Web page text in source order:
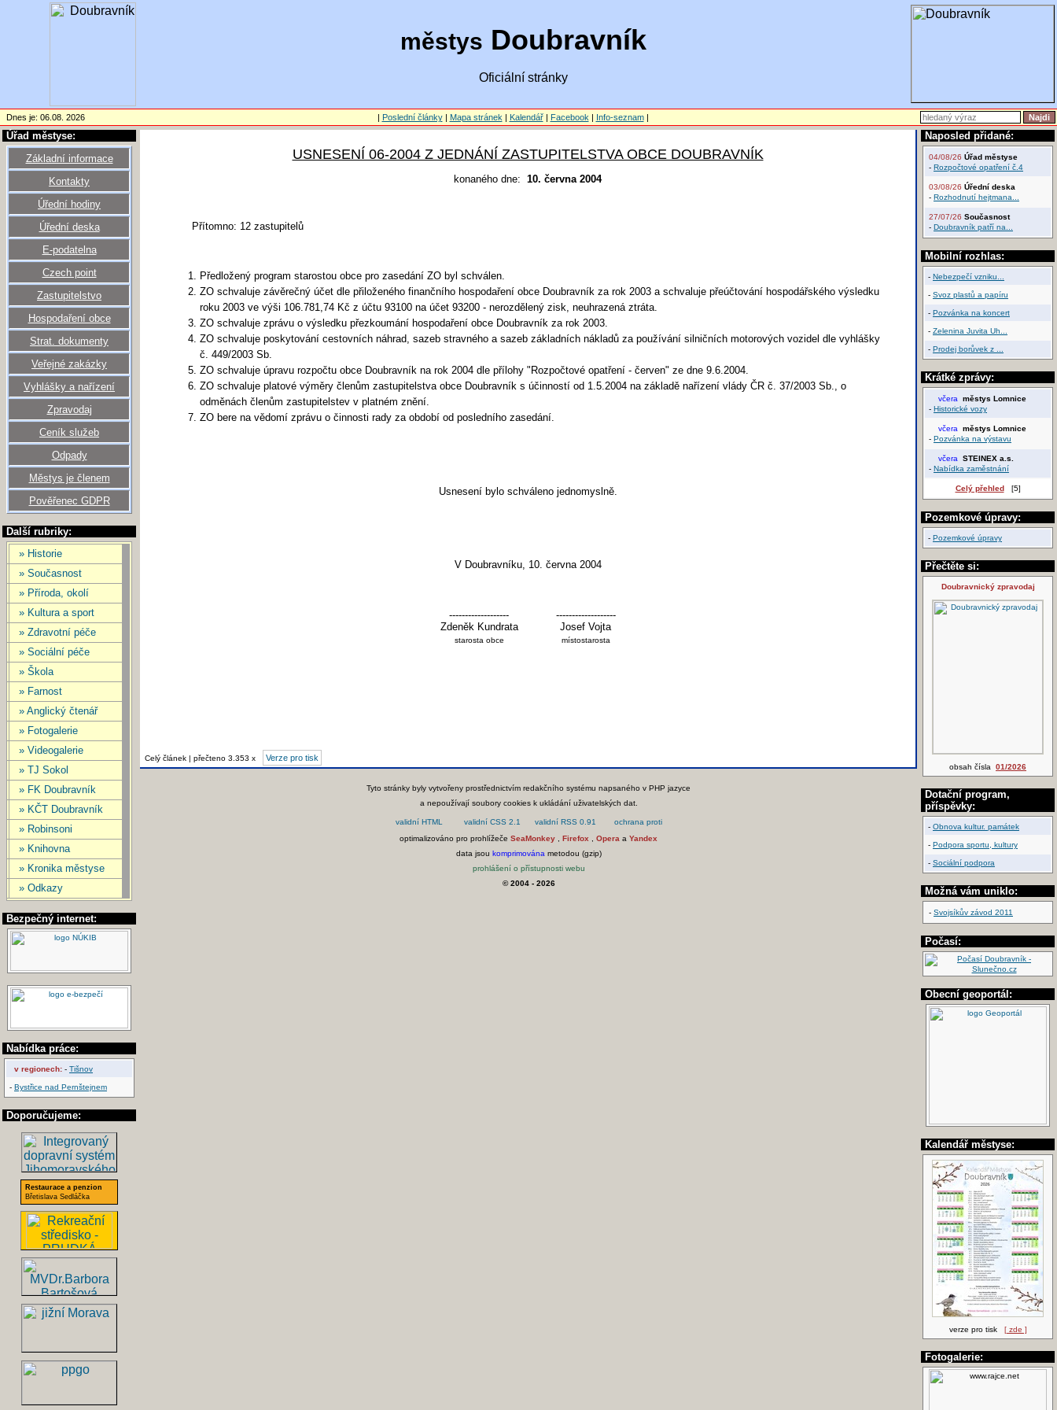
městys Doubravník
Oficiální stránky
Dnes je: 06.08. 2026 | Poslední články| Mapa stránek | Kalendář| Facebook | Info-seznam|
Úřad městyse:
Základní informace
Kontakty
Úřední hodiny
Úřední deska
E-podatelna
Czech point
Zastupitelstvo
Hospodaření obce
Strat. dokumenty
Veřejné zakázky
Vyhlášky a nařízení
Zpravodaj
Ceník služeb
Odpady
Městys je členem
Pověřenec GDPR
Další rubriky:
» Historie
» Současnost
» Příroda, okolí
» Kultura a sport
» Zdravotní péče
» Sociální péče
» Škola
» Farnost
» Anglický čtenář
» Fotogalerie
» Videogalerie
» TJ Sokol
» FK Doubravník
» KČT Doubravník
» Robinsoni
» Knihovna
» Kronika městyse
» Odkazy
Bezpečný internet:
Nabídka práce:
v regionech: - Tišnov
- Bystřice nad Pernštejnem
Doporučujeme:
Restaurace a penzion
Břetislava Sedláčka
Naposled přidané:
04/08/26 Úřad městyse
- Rozpočtové opatření č.4
03/08/26 Úřední deska
- Rozhodnutí hejtmana...
27/07/26 Současnost
- Doubravník patří na...
Mobilní rozhlas:
- Nebezpečí vzniku...
- Svoz plastů a papíru
- Pozvánka na koncert
- Zelenina Juvita Uh...
- Prodej borůvek z ...
Krátké zprávy:
včera městys Lomnice
- Historické vozy
včera městys Lomnice
- Pozvánka na výstavu
včera STEINEX a.s.
- Nabídka zaměstnání
Celý přehled[5]
Pozemkové úpravy:
- Pozemkové úpravy
Přečtěte si:
Doubravnický zpravodaj
obsah čísla 01/2026
Dotační program,
příspěvky:
- Obnova kultur. památek
- Podpora sportu, kultury
- Sociální podpora
Možná vám uniklo:
- Svojsíkův závod 2011
Počasí:
Obecní geoportál:
Kalendář městyse:
verze pro tisk [ zde ]
Fotogalerie:
USNESENÍ 06-2004 Z JEDNÁNÍ ZASTUPITELSTVA OBCE DOUBRAVNÍK
konaného dne: 10. června 2004
Přítomno: 12 zastupitelů
Předložený program starostou obce pro zasedání ZO byl schválen.
ZO schvaluje závěrečný účet dle přiloženého finančního hospodaření obce Doubravník za rok 2003 a schvaluje přeúčtování hospodářského výsledku
roku 2003 ve výši 106.781,74 Kč z účtu 93100 na účet 93200 - nerozdělený zisk, neuhrazená ztráta.
ZO schvaluje zprávu o výsledku přezkoumání hospodaření obce Doubravník za rok 2003.
ZO schvaluje poskytování cestovních náhrad, sazeb stravného a sazeb základních nákladů za používání silničních motorových vozidel dle vyhlášky
č. 449/2003 Sb.
ZO schvaluje úpravu rozpočtu obce Doubravník na rok 2004 dle přílohy "Rozpočtové opatření - červen" ze dne 9.6.2004.
ZO schvaluje platové výměry členům zastupitelstva obce Doubravník s účinností od 1.5.2004 na základě nařízení vlády ČR č. 37/2003 Sb., o
odměnách členům zastupitelstev v platném znění.
ZO bere na vědomí zprávu o činnosti rady za období od posledního zasedání.
Usnesení bylo schváleno jednomyslně.
V Doubravníku, 10. června 2004
-------------------
Zdeněk Kundrata
starosta obce
-------------------
Josef Vojta
místostarosta
Celý článek | přečteno 3.353 x Verze pro tisk
Tyto stránky byly vytvořeny prostřednictvím redakčního systému napsaného v PHP jazyce
a nepoužívají soubory cookies k ukládání uživatelských dat.
optimalizováno pro prohlížeče SeaMonkey Firefox Opera a Yandex
data jsou komprimována metodou (gzip)
prohlášení o přístupnosti webu
© 2004 - 2026